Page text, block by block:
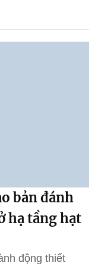
bản đánh
hạ tầng hạt
động thiết